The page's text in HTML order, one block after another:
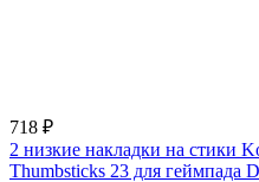
718 ₽
2 низкие накладки на стики
Thumbsticks 23 для геймпада